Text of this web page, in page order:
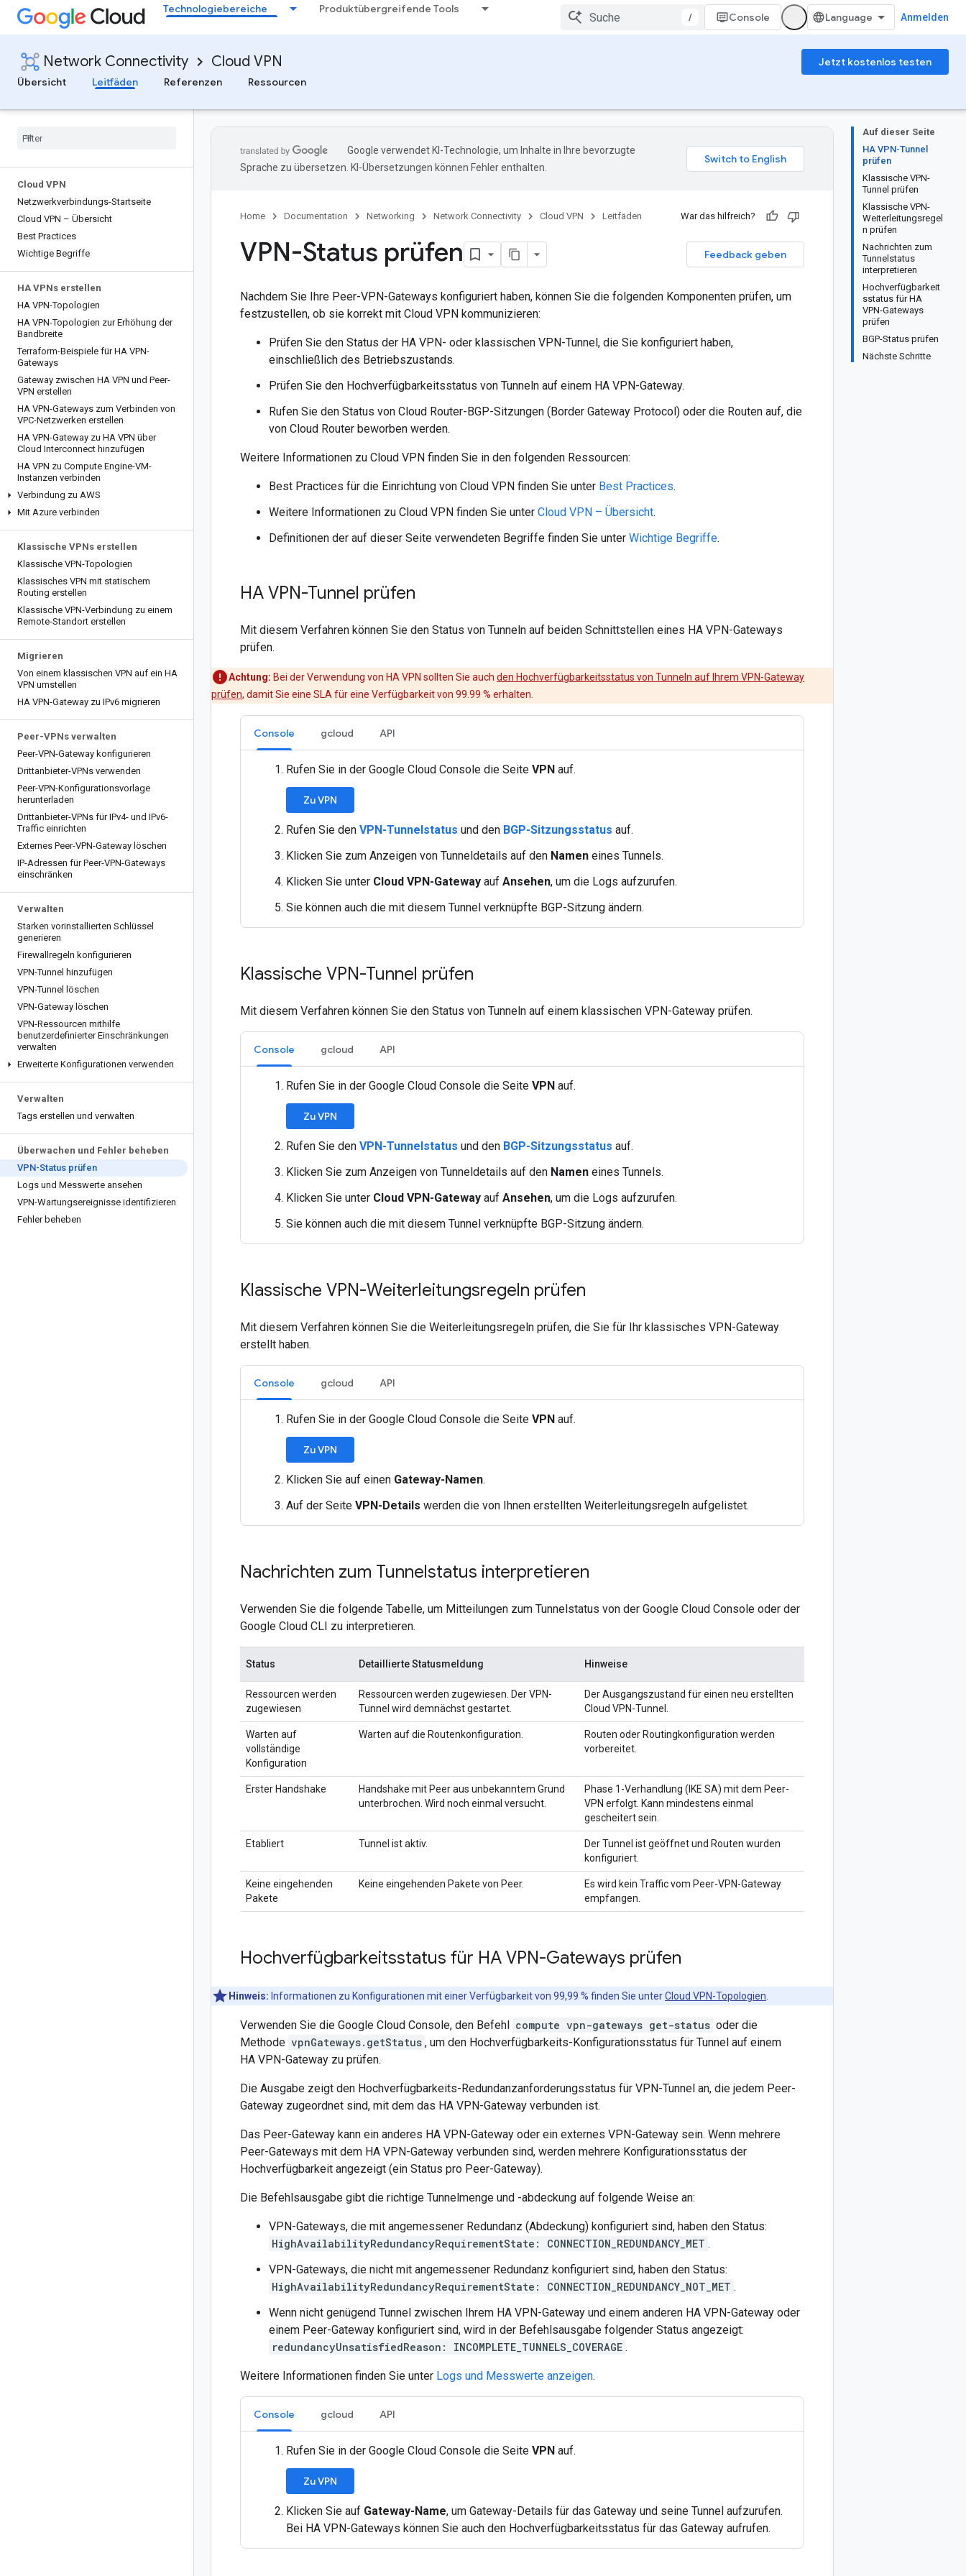
Technologiebereiche Produktübergreifende Tools
/ Console Anmelden
Network Connectivity Cloud VPN
Jetzt kostenlos testen
Übersicht
Leitfäden Referenzen Ressourcen
Cloud VPN
Netzwerkverbindungs-Startseite
Cloud VPN – Übersicht
Best Practices
Wichtige Begriffe
HA VPNs erstellen
HA VPN-Topologien
HA VPN-Topologien zur Erhöhung der
Bandbreite
Terraform-Beispiele für HA VPN-
Gateways
Gateway zwischen HA VPN und Peer-
VPN erstellen
HA VPN-Gateways zum Verbinden von
VPC-Netzwerken erstellen
HA VPN-Gateway zu HA VPN über
Cloud Interconnect hinzufügen
HA VPN zu Compute Engine-VM-
Instanzen verbinden
Verbindung zu AWS
Mit Azure verbinden
Klassische VPNs erstellen
Klassische VPN-Topologien
Klassisches VPN mit statischem
Routing erstellen
Klassische VPN-Verbindung zu einem
Remote-Standort erstellen
Migrieren
Von einem klassischen VPN auf ein HA
VPN umstellen
HA VPN-Gateway zu IPv6 migrieren
Peer-VPNs verwalten
Peer-VPN-Gateway konfigurieren
Drittanbieter-VPNs verwenden
Peer-VPN-Konfigurationsvorlage
herunterladen
Drittanbieter-VPNs für IPv4- und IPv6-
Traffic einrichten
Externes Peer-VPN-Gateway löschen
IP-Adressen für Peer-VPN-Gateways
einschränken
Verwalten
Starken vorinstallierten Schlüssel
generieren
Firewallregeln konfigurieren
VPN-Tunnel hinzufügen
VPN-Tunnel löschen
VPN-Gateway löschen
VPN-Ressourcen mithilfe
benutzerdefinierter Einschränkungen
verwalten
Erweiterte Konfigurationen verwenden
Verwalten
Tags erstellen und verwalten
Überwachen und Fehler beheben
VPN-Status prüfen
Logs und Messwerte ansehen
VPN-Wartungsereignisse identifizieren
Fehler beheben
Auf dieser Seite
HA VPN-Tunnel
prüfen
Klassische VPN-
Tunnel prüfen
Klassische VPN-
Weiterleitungsregel
n prüfen
Nachrichten zum
Tunnelstatus
interpretieren
Hochverfügbarkeit
sstatus für HA
VPN-Gateways
prüfen
BGP-Status prüfen
Nächste Schritte
Google verwendet KI-Technologie, um Inhalte in Ihre bevorzugte
Sprache zu übersetzen. KI-Übersetzungen können Fehler enthalten.
Home Documentation Networking Network Connectivity Cloud VPN Leitfäden War das hilfreich?
Feedback geben
VPN-Status prüfen
Nachdem Sie Ihre Peer-VPN-Gateways konfiguriert haben, können Sie die folgenden Komponenten prüfen, um
festzustellen, ob sie korrekt mit Cloud VPN kommunizieren:
Prüfen Sie den Status der HA VPN- oder klassischen VPN-Tunnel, die Sie konfiguriert haben,
einschließlich des Betriebszustands.
Prüfen Sie den Hochverfügbarkeitsstatus von Tunneln auf einem HA VPN-Gateway.
Rufen Sie den Status von Cloud Router-BGP-Sitzungen (Border Gateway Protocol) oder die Routen auf, die
von Cloud Router beworben werden.
Weitere Informationen zu Cloud VPN finden Sie in den folgenden Ressourcen:
Best Practices für die Einrichtung von Cloud VPN finden Sie unter Best Practices.
Weitere Informationen zu Cloud VPN finden Sie unter Cloud VPN – Übersicht.
Definitionen der auf dieser Seite verwendeten Begriffe finden Sie unter Wichtige Begriffe.
HA VPN-Tunnel prüfen
Mit diesem Verfahren können Sie den Status von Tunneln auf beiden Schnittstellen eines HA VPN-Gateways
prüfen.
Achtung: Bei der Verwendung von HA VPN sollten Sie auch den Hochverfügbarkeitsstatus von Tunneln auf Ihrem VPN-Gateway
prüfen, damit Sie eine SLA für eine Verfügbarkeit von 99.99 % erhalten.
Console gcloud API
Rufen Sie in der Google Cloud Console die Seite VPN auf.
Zu VPN
Rufen Sie den VPN-Tunnelstatus und den BGP-Sitzungsstatus auf.
Klicken Sie zum Anzeigen von Tunneldetails auf den Namen eines Tunnels.
Klicken Sie unter Cloud VPN-Gateway auf Ansehen, um die Logs aufzurufen.
Sie können auch die mit diesem Tunnel verknüpfte BGP-Sitzung ändern.
Klassische VPN-Tunnel prüfen
Mit diesem Verfahren können Sie den Status von Tunneln auf einem klassischen VPN-Gateway prüfen.
Console gcloud API
Rufen Sie in der Google Cloud Console die Seite VPN auf.
Zu VPN
Rufen Sie den VPN-Tunnelstatus und den BGP-Sitzungsstatus auf.
Klicken Sie zum Anzeigen von Tunneldetails auf den Namen eines Tunnels.
Klicken Sie unter Cloud VPN-Gateway auf Ansehen, um die Logs aufzurufen.
Sie können auch die mit diesem Tunnel verknüpfte BGP-Sitzung ändern.
Klassische VPN-Weiterleitungsregeln prüfen
Mit diesem Verfahren können Sie die Weiterleitungsregeln prüfen, die Sie für Ihr klassisches VPN-Gateway
erstellt haben.
Console gcloud API
Rufen Sie in der Google Cloud Console die Seite VPN auf.
Zu VPN
Klicken Sie auf einen Gateway-Namen.
Auf der Seite VPN-Details werden die von Ihnen erstellten Weiterleitungsregeln aufgelistet.
Nachrichten zum Tunnelstatus interpretieren
Verwenden Sie die folgende Tabelle, um Mitteilungen zum Tunnelstatus von der Google Cloud Console oder der
Google Cloud CLI zu interpretieren.
Status Detaillierte Statusmeldung Hinweise
Ressourcen werden
zugewiesen
Ressourcen werden zugewiesen. Der VPN-
Tunnel wird demnächst gestartet.
Der Ausgangszustand für einen neu erstellten
Cloud VPN-Tunnel.
Warten auf
vollständige
Konfiguration
Warten auf die Routenkonfiguration.
Routen oder Routingkonfiguration werden
vorbereitet.
Erster Handshake
Handshake mit Peer aus unbekanntem Grund
unterbrochen. Wird noch einmal versucht.
Phase 1-Verhandlung (IKE SA) mit dem Peer-
VPN erfolgt. Kann mindestens einmal
gescheitert sein.
Etabliert Tunnel ist aktiv.
Der Tunnel ist geöffnet und Routen wurden
konfiguriert.
Keine eingehenden
Pakete
Keine eingehenden Pakete von Peer.
Es wird kein Traffic vom Peer-VPN-Gateway
empfangen.
Hochverfügbarkeitsstatus für HA VPN-Gateways prüfen
Hinweis: Informationen zu Konfigurationen mit einer Verfügbarkeit von 99,99 % finden Sie unterCloud VPN-Topologien
Verwenden Sie die Google Cloud Console, den Befehl compute vpn-gateways get-status oder die
Methode vpnGateways.getStatus , um den Hochverfügbarkeits-Konfigurationsstatus für Tunnel auf einem
HA VPN-Gateway zu prüfen.
Die Ausgabe zeigt den Hochverfügbarkeits-Redundanzanforderungsstatus für VPN-Tunnel an, die jedem Peer-
Gateway zugeordnet sind, mit dem das HA VPN-Gateway verbunden ist.
Das Peer-Gateway kann ein anderes HA VPN-Gateway oder ein externes VPN-Gateway sein. Wenn mehrere
Peer-Gateways mit dem HA VPN-Gateway verbunden sind, werden mehrere Konfigurationsstatus der
Hochverfügbarkeit angezeigt (ein Status pro Peer-Gateway).
Die Befehlsausgabe gibt die richtige Tunnelmenge und -abdeckung auf folgende Weise an:
VPN-Gateways, die mit angemessener Redundanz (Abdeckung) konfiguriert sind, haben den Status:
HighAvailabilityRedundancyRequirementState: CONNECTION_REDUNDANCY_MET .
VPN-Gateways, die nicht mit angemessener Redundanz konfiguriert sind, haben den Status:
HighAvailabilityRedundancyRequirementState: CONNECTION_REDUNDANCY_NOT_MET .
Wenn nicht genügend Tunnel zwischen Ihrem HA VPN-Gateway und einem anderen HA VPN-Gateway oder
einem Peer-Gateway konfiguriert sind, wird in der Befehlsausgabe folgender Status angezeigt:
redundancyUnsatisfiedReason: INCOMPLETE_TUNNELS_COVERAGE .
Weitere Informationen finden Sie unter Logs und Messwerte anzeigen.
Console gcloud API
Rufen Sie in der Google Cloud Console die Seite VPN auf.
Zu VPN
Klicken Sie auf Gateway-Name, um Gateway-Details für das Gateway und seine Tunnel aufzurufen.
Bei HA VPN-Gateways können Sie auch den Hochverfügbarkeitsstatus für das Gateway aufrufen.